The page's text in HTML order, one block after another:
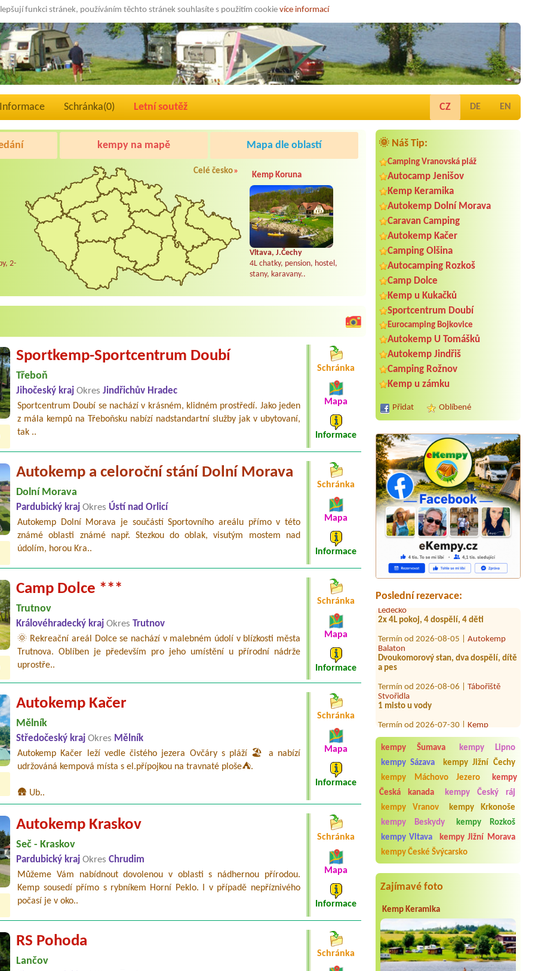
funkci stránek, používáním těchto stránek souhlasíte s použitím cookie více informací
Informace Schránka(0) Letní soutěž CZ DE EN
🌞 Náš Tip:
Camping Vranovská pláž
Autocamp Jenišov
Kemp Keramika
Autokemp Dolní Morava
Caravan Camping
Autokemp Kačer
Camping Olšina
Autocamping Rozkoš
Camp Dolce
Kemp u Kukačků
Sportcentrum Doubí
Eurocamping Bojkovice
Autokemp U Tomášků
Autokemp Jindřiš
Camping Rožnov
Kemp u zámku
Přidat Oblíbené
Poslední rezervace:
Termín od 2026-08-10 |Kemp Na
Břečkárně
2x místo u vody + 4 dospělý osoby
Termín od 2026-07-31 |Autokemp
1misto u vody karavan +auto
+elektřina
Ledečko
Termín od 2026-08-05 | Autokemp
Dvoukomorový stan, dva dospělí, dítě
a pes
Termín od 2026-08-06 |
1 misto u vody
Termín od 2026-07-30 |
2x 4L chatka
Termín od 2026-08-10 |Autokemp
Babylon
4l chata Lada a pes
Termín od 2026-08-03 |
Autokemp
Bílina Kyselka
2L chatka pro 2 osoby + luzkoviny
Termín od 2026-07-30 |Kemp Olšovec
Chata dvoulůžková táborová 1x2L
pokoj, 2 osoby
Termín od 2026-07-30 |Tábořiště U
Včelky
2 mista pro stany pro 4 dospělí a 2
děti
kempy Šumava
kempy Lipno
kempy Sázava
kempy Jižní Čechy
kempy Máchovo Jezero
kempy
Česká kanada
kempy Český ráj
kempy Vranov
kempy Krkonoše
kempy Beskydy
kempy Rozkoš
kempy Vltava
kempy Jižní Morava
kempy České Švýcarsko
Zajímavé foto
Kemp Keramika
kempy na mapě Mapa dle oblastí
2-
Celé česko» Kemp Koruna
Vltava, J.Čechy
4L chatky, pension, hostel,
stany, karavany..
Sportkemp-Sportcentrum Doubí
Třeboň
Jihočeský krajOkres Jindřichův Hradec
Sportcentrum Doubí se nachází v krásném, klidném prostředí. Jako jeden
z mála kempů na Třeboňsku nabízí nadstandartní služby jak v ubytovaní,
tak ..
Schránka
Mapa
Informace
Autokemp a celoroční stání Dolní Morava
Dolní Morava
Pardubický krajOkres Ústí nad Orlicí
Autokemp Dolní Morava je součástí Sportovního areálu přímo v této
známé oblasti známé např. Stezkou do oblak, visutým mostem nad
údolím, horou Kra..
Schránka
Mapa
Informace
Camp Dolce ***
Trutnov
Královéhradecký krajOkres Trutnov
🌞 Rekreační areál Dolce se nachází v malebném údolí v blízkosti města
Trutnova. Oblíben je především pro jeho umístění u přírodní nádrže
uprostře..
Schránka
Mapa
Informace
Autokemp Kačer
Mělník
Středočeský krajOkres Mělník
Autokemp Kačer leží vedle čistého jezera Ovčáry s pláží 🏖️ a nabízí
udržováná kempová místa s el.přípojkou na travnaté ploše⛺.
🛖 Ub..
Schránka
Mapa
Informace
Autokemp Kraskov
Seč - Kraskov
Pardubický krajOkres Chrudim
Můžeme Vám nabídnout dovolenou v oblasti s nádhernou přírodou.
Kemp sousedí přímo s rybníkem Horní Peklo. I v případě nepříznivého
počasí je v oko..
Schránka
Mapa
Informace
RS Pohoda
Lančov
Schránka